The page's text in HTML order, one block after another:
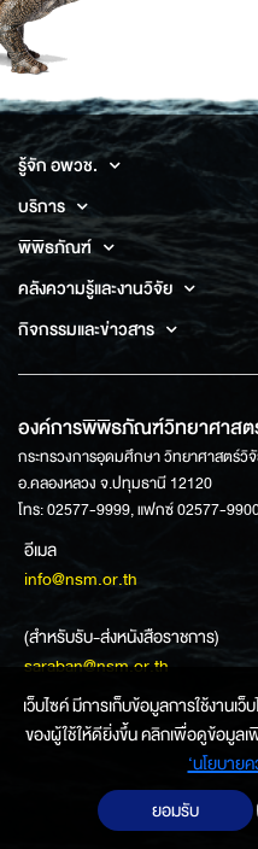
รู้จัก อพวช.
บริการ
พิพิธภัณฑ์
คลังความรู้และงานวิจัย
กิจกรรมและข่าวสาร
องค์การพิพิธภัณฑ์วิทยาศาสต
กระทรวงการอุดมศึกษา วิทยาศาสตร์วิ
อ.คลองหลวง จ.ปทุมธานี 12120
โทร: 02577-9999, แฟกซ์ 02577-
อีเมล
info@nsm.or.th
(สำหรับรับ-ส่งหนังสือราชการ)
saraban@nsm.or.th
เว็บไซค์ มีการเก็บข้อมูลการใช้งา
ของผู้ใช้ให้ดียิ่งขึ้น คลิกเพื่อดูข้อมูลเ
‘นโยบาย
ยอมรับ